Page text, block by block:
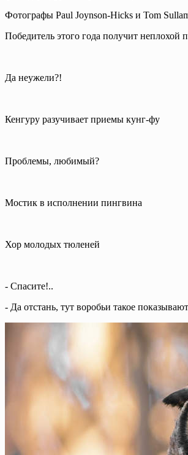
Фотографы Paul Joynson-Hicks и Tom
Победитель этого года получит неплохой
Да неужели?!
Кенгуру разучивает приемы кунг-фу
Проблемы, любимый?
Мостик в исполнении пингвина
Хор молодых тюленей
- Спасите!..
- Да отстань, тут воробьи такое